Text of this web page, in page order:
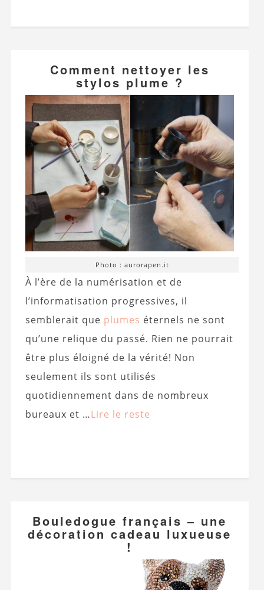
Comment nettoyer les
stylos plume ?
Photo : aurorapen.it
À l’ère de la numérisation et de
l’informatisation progressives, il
semblerait que plumes éternels ne sont
qu’une relique du passé. Rien ne pourrait
être plus éloigné de la vérité! Non
seulement ils sont utilisés
quotidiennement dans de nombreux
bureaux et …Lire le reste
Bouledogue français – une
décoration cadeau luxueuse
!